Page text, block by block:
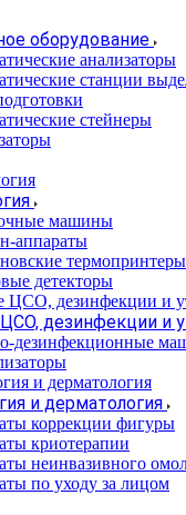
оборудование
анализаторы
станции
стейнеры
машины
аппараты
термопринтеры
детекторы
дезинфекции и
дезинфекционные
и дерматология
коррекции фигуры
криотерапии
неинвазивного
по уходу за лицом